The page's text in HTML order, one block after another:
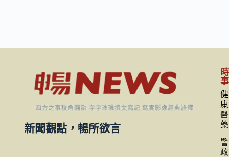
新聞觀點，暢所欲言
時
事
健
康
醫
藥
警
政